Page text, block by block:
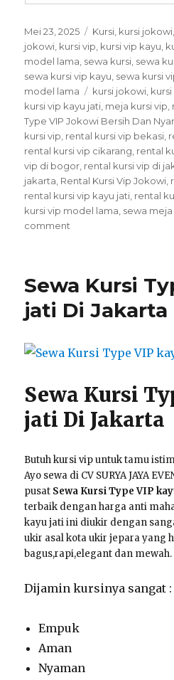
Posted
on
Mei 23, 2025 Categories
Kursi, kursi jokowi,
jokowi, kursi vip, kursi vip kayu,
model lama, sewa kursi, sewa
sewa kursi vip kayu, sewa kursi
model lama
Tags
kursi jokowi,
kursi vip kayu jati, meja kursi vip,
Type VIP Jokowi Bersih Dan
kursi vip, rental kursi vip bekasi,
rental kursi vip cikarang, rental
vip di bogor, rental kursi vip di
jakarta, Rental Kursi Vip Jokowi,
rental kursi vip kayu jati, rental
kursi vip model lama, sewa meja
comment
VIP
Jokowi
Bersih
Area
Sewa Kursi
jati Di Jakarta
Sewa Kursi
jati Di Jakarta
Butuh kursi vip untuk tamu
Ayo sewa di CV SURYA JAYA
pusat Sewa Kursi Type VIP
terbaik dengan harga anti
kayu jati ini diukir dengan
ukir asal kota ukir jepara yang
bagus,rapi,elegant dan mewah.
Dijamin kursinya sangat :
Empuk
Aman
Nyaman